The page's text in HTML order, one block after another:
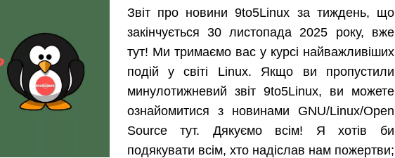
Звіт про новини 9to5Linux за тиждень, що
закінчується 30 листопада 2025 року, вже
тут! Ми тримаємо вас у курсі найважливіших
подій у світі Linux. Якщо ви пропустили
минулотижневий звіт 9to5Linux, ви можете
ознайомитися з новинами GNU/Linux/Open
Source тут. Дякуємо всім! Я хотів би
подякувати всім, хто надіслав нам пожертви;